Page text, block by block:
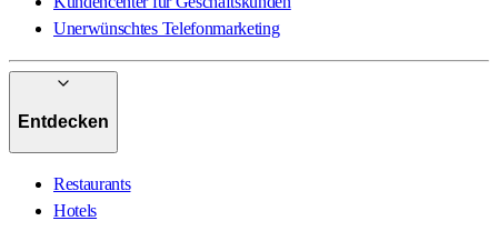
Unerwünschtes Telefonmarketing
Entdecken
Restaurants
Hotels